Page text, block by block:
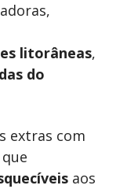
litorâneas,
do
extras com
que
aos